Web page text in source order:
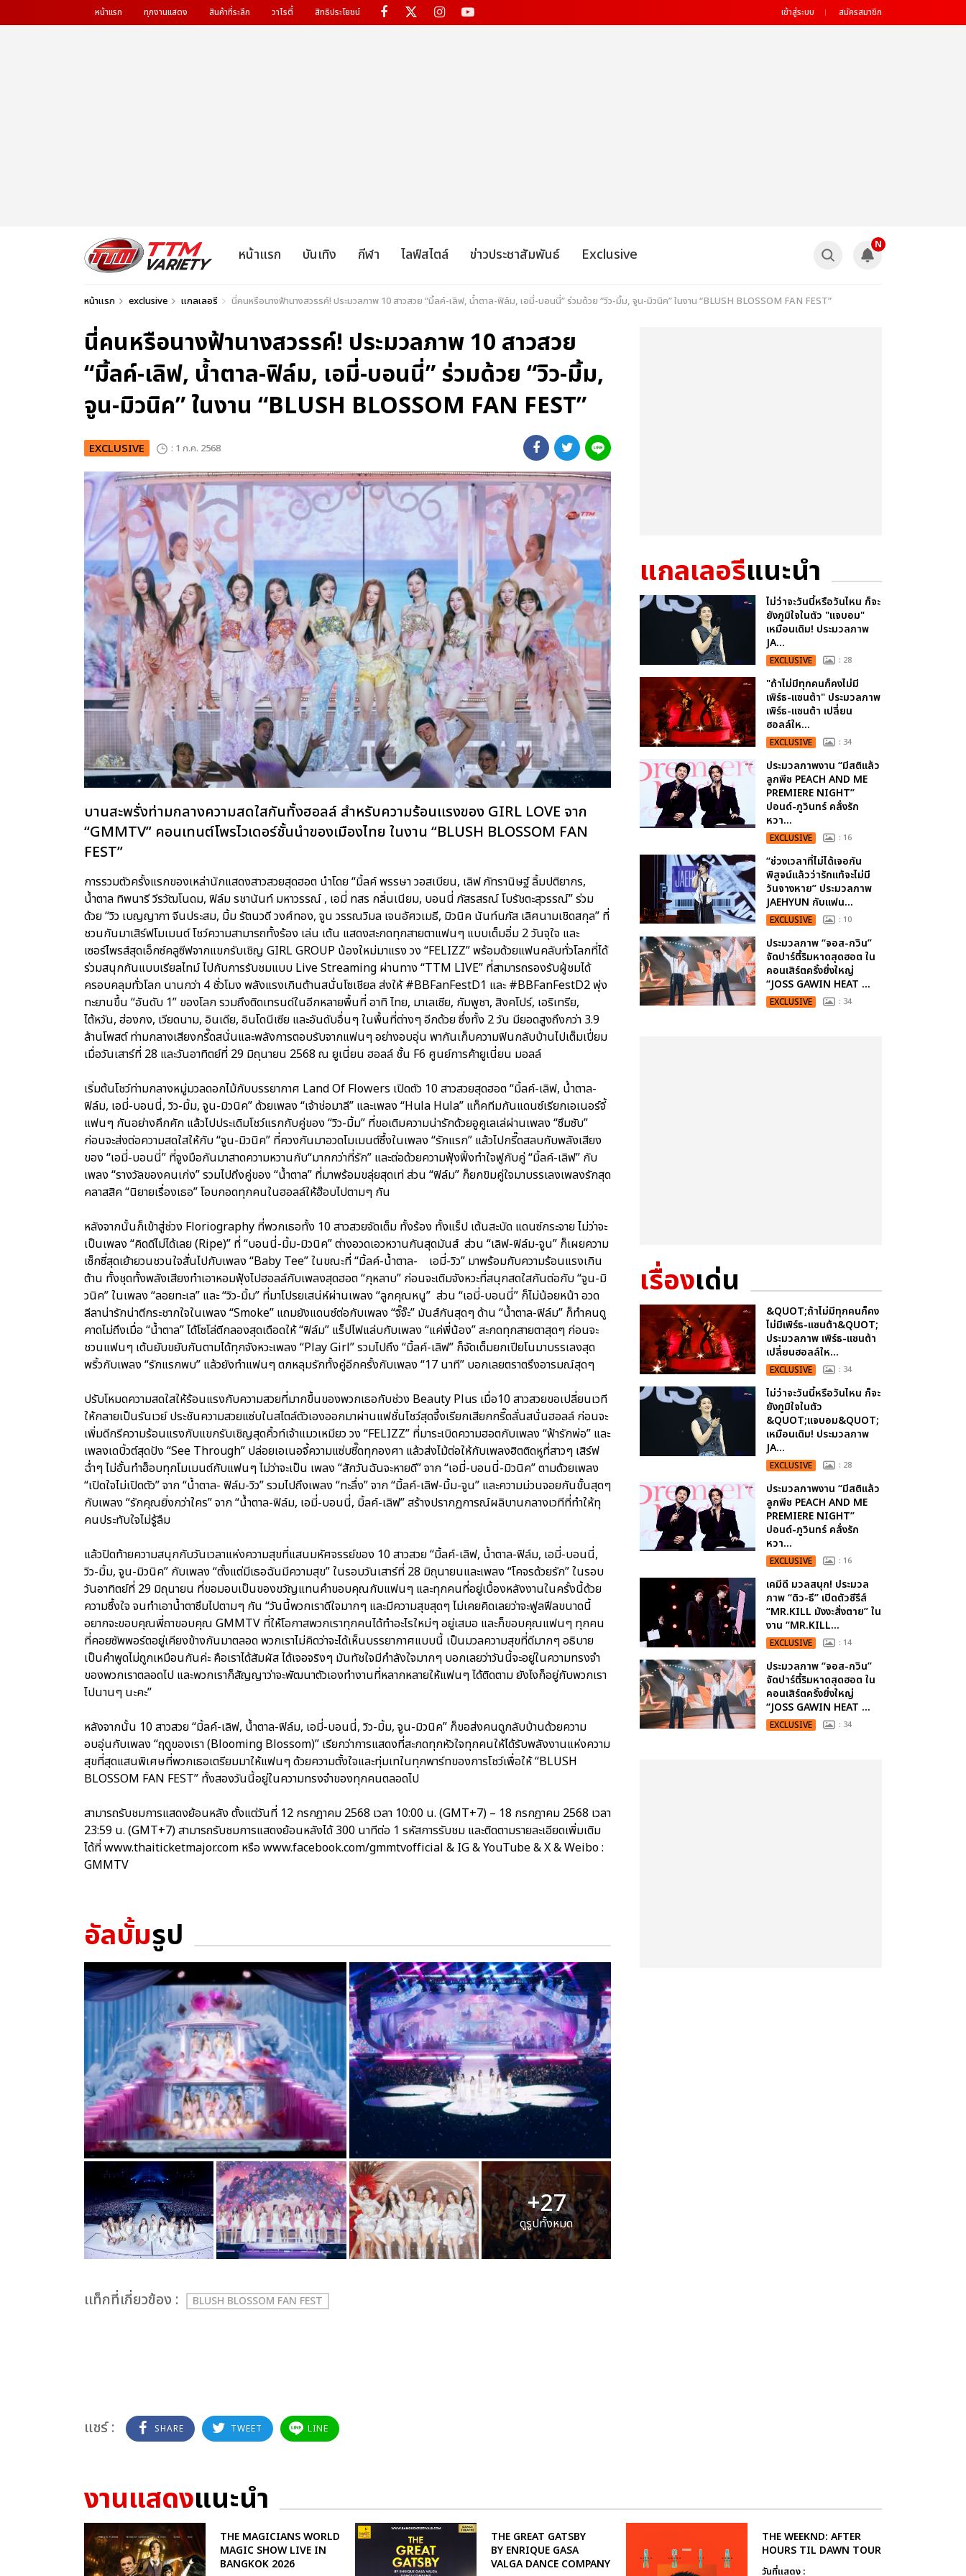
หน้าแรก ทุกงานแสดง สินค้าที่ระลึก วาไรตี้ สิทธิประโยชน์ เข้าสู่ระบบ สมัครสมาชิก
หน้าแรก บันเทิง กีฬา ไลฟ์สไตล์ ข่าวประชาสัมพันธ์ Exclusive
N
หน้าแรก exclusive แกลเลอรี นี่คนหรือนางฟ้านางสวรรค์! ประมวลภาพ 10 สาวสวย “มิ้ลค์-เลิฟ, น้ำตาล-ฟิล์ม, เอมี่-บอนนี่” ร่วมด้วย “วิว-มิ้ม, จูน-มิวนิค” ในงาน “BLUSH BLOSSOM FAN FEST”
นี่คนหรือนางฟ้านางสวรรค์! ประมวลภาพ 10 สาวสวย
“มิ้ลค์-เลิฟ, น้ำตาล-ฟิล์ม, เอมี่-บอนนี่” ร่วมด้วย “วิว-มิ้ม,
จูน-มิวนิค” ในงาน “BLUSH BLOSSOM FAN FEST”
EXCLUSIVE : 1 ก.ค. 2568
บานสะพรั่งท่ามกลางความสดใสกันทั้งฮอลล์ สำหรับความร้อนแรงของ GIRL LOVE จาก
“GMMTV” คอนเทนต์โพรไวเดอร์ชั้นนำของเมืองไทย ในงาน “BLUSH BLOSSOM FAN
FEST”
การรวมตัวครั้งแรกของเหล่านักแสดงสาวสวยสุดฮอต นำโดย “มิ้ลค์ พรรษา วอสเบียน, เลิฟ ภัทรานิษฐ์ ลิ้มปติยากร,
น้ำตาล ทิพนารี วีรวัฒโนดม, ฟิล์ม รชานันท์ มหาวรรณ์ , เอมี่ ทสร กลิ่นเนียม, บอนนี่ ภัสรสรณ์ โบรัชตะสุวรรณ์” ร่วม
ด้วย “วิว เบญญาภา จีนประสม, มิ้ม รัตนวดี วงศ์ทอง, จูน วรรณวิมล เจนอัศวเมธี, มิวนิค นันท์นภัส เลิศนามเชิดสกุล” ที่
ชวนกันมาเสิร์ฟโมเมนต์ โชว์ความสามารถทั้งร้อง เล่น เต้น แสดงสะกดทุกสายตาแฟนๆ แบบเต็มอิ่ม 2 วันจุใจ และ
เซอร์ไพรส์สุดเอ็กซ์คลูซีฟจากแขกรับเชิญ GIRL GROUP น้องใหม่มาแรง วง “FELIZZ” พร้อมด้วยแฟนคลับทั่วโลกที่ได้
ร่วมสนุกกันแบบเรียลไทม์ ไปกับการรับชมแบบ Live Streaming ผ่านทาง “TTM LIVE” ที่สามารถรองรับผู้ชมได้
ครอบคลุมทั่วโลก นานกว่า 4 ชั่วโมง พลังแรงเกินต้านสนั่นโซเชียล ส่งให้ #BBFanFestD1 และ #BBFanFestD2 พุ่ง
ทะยานขึ้น “อันดับ 1” ของโลก รวมถึงติดเทรนด์ในอีกหลายพื้นที่ อาทิ ไทย, มาเลเซีย, กัมพูชา, สิงคโปร์, เอริเทรีย,
ไต้หวัน, ฮ่องกง, เวียดนาม, อินเดีย, อินโดนีเซีย และอันดับอื่นๆ ในพื้นที่ต่างๆ อีกด้วย ซึ่งทั้ง 2 วัน มียอดสูงถึงกว่า 3.9
ล้านโพสต์ ท่ามกลางเสียงกรี๊ดสนั่นและพลังการตอบรับจากแฟนๆ อย่างอบอุ่น พากันเก็บความฟินกลับบ้านไปเต็มเปี่ยม
เมื่อวันเสาร์ที่ 28 และวันอาทิตย์ที่ 29 มิถุนายน 2568 ณ ยูเนี่ยน ฮอลล์ ชั้น F6 ศูนย์การค้ายูเนี่ยน มอลล์
เริ่มต้นโชว์ท่ามกลางหมู่มวลดอกไม้กับบรรยากาศ Land Of Flowers เปิดตัว 10 สาวสวยสุดฮอต “มิ้ลค์-เลิฟ, น้ำตาล-
ฟิล์ม, เอมี่-บอนนี่, วิว-มิ้ม, จูน-มิวนิค” ด้วยเพลง “เจ้าช่อมาลี” และเพลง “Hula Hula” แท็คทีมกันแดนซ์เรียกเอเนอร์จี้
แฟนๆ กันอย่างคึกคัก แล้วไปประเดิมโชว์แรกกับคู่ของ “วิว-มิ้ม” ที่ขอเติมความน่ารักด้วยอูคูเลเล่ผ่านเพลง “ซึมซับ”
ก่อนจะส่งต่อความสดใสให้กับ “จูน-มิวนิค” ที่ควงกันมาอวดโมเมนต์ซึ้งในเพลง “รักแรก” แล้วไปกรี๊ดสลบกับพลังเสียง
ของ “เอมี่-บอนนี่” ที่จูงมือกันมาสาดความหวานกับ“มากกว่าที่รัก” และต่อด้วยความฟุ้งฟิ้งทำใจฟูกับคู่ “มิ้ลค์-เลิฟ” กับ
เพลง “รางวัลของคนเก่ง” รวมไปถึงคู่ของ “น้ำตาล” ที่มาพร้อมขลุ่ยสุดเท่ ส่วน “ฟิล์ม” ก็ยกขิมคู่ใจมาบรรเลงเพลงรักสุด
คลาสสิค “นิยายเรื่องเธอ” โอบกอดทุกคนในฮอลล์ให้ฮ๊อบไปตามๆ กัน
หลังจากนั้นก็เข้าสู่ช่วง Floriography ที่พวกเธอทั้ง 10 สาวสวยจัดเต็ม ทั้งร้อง ทั้งแร็ป เต้นสะบัด แดนซ์กระจาย ไม่ว่าจะ
เป็นเพลง “คิดดีไม่ได้เลย (Ripe)” ที่ “บอนนี่-มิ้ม-มิวนิค” ต่างอวดเอวหวานกันสุดมันส์ ส่วน “เลิฟ-ฟิล์ม-จูน” ก็เผยความ
เซ็กซี่สุดเย้ายวนชวนใจสั่นไปกับเพลง “Baby Tee” ในขณะที่ “มิ้ลค์-น้ำตาล- เอมี่-วิว” มาพร้อมกับความร้อนแรงเกิน
ต้าน ทั้งชุดทั้งพลังเสียงทำเอาหอมฟุ้งไปฮอลล์กับเพลงสุดฮอต “กุหลาบ” ก่อนจะเติมจังหวะที่สนุกสดใสกันต่อกับ “จูน-มิ
วนิค” ในเพลง “ลอยทะเล” และ “วิว-มิ้ม” ที่มาโปรยเสน่ห์ผ่านเพลง “ลูกคุณหนู” ส่วน “เอมี่-บอนนี่” ก็ไม่น้อยหน้า อวด
ลีลาน่ารักน่าตีกระชากใจในเพลง “Smoke” แถมยังแดนซ์ต่อกับเพลง “จิ๊จ๊ะ” มันส์กันสุดๆ ด้าน “น้ำตาล-ฟิล์ม” ก็ทำคนดู
คาดไม่ถึงเมื่อ “น้ำตาล” ได้โซโล่ตีกลองสุดเดือดให้ “ฟิล์ม” แร็ปไฟแล่บกับเพลง “แค่พี่น้อง” สะกดทุกสายตาสุดๆ ก่อนจะ
ชวนแฟนๆ เต้นยับขยับกันตามได้ทุกจังหวะเพลง “Play Girl” รวมไปถึง “มิ้ลค์-เลิฟ” ก็จัดเต็มยกเปียโนมาบรรเลงสุด
พริ้วกับเพลง “รักแรกพบ” แล้วยังทำแฟนๆ ตกหลุมรักทั้งคู่อีกครั้งกับเพลง “17 นาที” บอกเลยตราตรึงอารมณ์สุดๆ
ปรับโหมดความสดใสให้ร้อนแรงกับความสวยที่มากขึ้นของพวกเธอกับช่วง Beauty Plus เมื่อ10 สาวสวยขอเปลี่ยนเวที
ให้กลายเป็นรันเวย์ ประชันความสวยแซ่บในสไตล์ตัวเองออกมาผ่านแฟชั่นโชว์สุดจึ้งเรียกเสียกกรี๊ดลั่นสนั่นฮอลล์ ก่อนจะ
เพิ่มดีกรีความร้อนแรงกับแขกรับเชิญสุดคิ้วท์เจ้าแมวเหมียว วง “FELIZZ” ที่มาระเบิดความฮอตกับเพลง “ฟ้ารักพ่อ” และ
เพลงเดบิ้วต์สุดปัง “See Through” ปล่อยเอเนอจี้ความแซ่บซี๊ดทุกองศา แล้วส่งไม้ต่อให้กับเพลงฮิตติดหูที่สาวๆ เสิร์ฟ
ฉ่ำๆ ไม่อั้นทำฮ็อบทุกโมเมนต์กับแฟนๆ ไม่ว่าจะเป็น เพลง “สักวันฉันจะหายดี” จาก “เอมี่-บอนนี่-มิวนิค” ตามด้วยเพลง
“เปิดใจไม่เปิดตัว” จาก “น้ำตาล- ฟิล์ม-วิว” รวมไปถึงเพลง “ทะลึ่ง” จาก “มิ้ลค์-เลิฟ-มิ้ม-จูน” และความม่วนจอยกันขั้นสุดๆ
กับเพลง “รักคุณยิ่งกว่าใคร” จาก “น้ำตาล-ฟิล์ม, เอมี่-บอนนี่, มิ้ลค์-เลิฟ” สร้างปรากฏการณ์ผลิบานกลางเวทีที่ทำให้ทุ
คนประทับใจไม่รู้ลืม
แล้วปิดท้ายความสนุกกับวันเวลาแห่งความสุขที่แสนมหัศจรรย์ของ 10 สาวสวย “มิ้ลค์-เลิฟ, น้ำตาล-ฟิล์ม, เอมี่-บอนนี่,
วิว-มิ้ม, จูน-มิวนิค” กับเพลง “ตั้งแต่มีเธอฉันมีความสุข” ในรอบวันเสาร์ที่ 28 มิถุนายนและเพลง “โคจรด้วยรัก” ในรอบ
วันอาทิตย์ที่ 29 มิถุนายน ที่ขอมอบเป็นของขวัญแทนคำขอบคุณกับแฟนๆ และทุกคนที่อยู่เบื้องหลังงานในครั้งนี้ด้วย
ความซึ้งใจ จนทำเอาน้ำตาซึมไปตามๆ กัน “วันนี้พวกเราดีใจมากๆ และมีความสุขสุดๆ ไม่เคยคิดเลยว่าจะฟูลฟีลขนาดนี้
อยากจะขอบคุณพี่ถาขอบคุณ GMMTV ที่ให้โอกาสพวกเราทุกคนได้ทำอะไรใหม่ๆ อยู่เสมอ และก็ขอบคุณแฟนๆ ทุกคน
ที่คอยซัพพอร์ตอยู่เคียงข้างกันมาตลอด พวกเราไม่คิดว่าจะได้เห็นบรรยากาศแบบนี้ เป็นมวลความสุขที่ดีมากๆ อธิบาย
เป็นคำพูดไม่ถูกเหมือนกันค่ะ คือเราได้สัมผัส ได้เจอจริงๆ มันทัชใจมีกำลังใจมากๆ บอกเลยว่าวันนี้จะอยู่ในความทรงจำ
ของพวกเราตลอดไป และพวกเราก็สัญญาว่าจะพัฒนาตัวเองทำงานที่หลากหลายให้แฟนๆ ได้ติดตาม ยังไงก็อยู่กับพวกเรา
ไปนานๆ นะคะ”
หลังจากนั้น 10 สาวสวย “มิ้ลค์-เลิฟ, น้ำตาล-ฟิล์ม, เอมี่-บอนนี่, วิว-มิ้ม, จูน-มิวนิค” ก็ขอส่งคนดูกลับบ้านด้วยความ
อบอุ่นกับเพลง “ฤดูของเรา (Blooming Blossom)” เรียกว่าการแสดงที่สะกดทุกหัวใจทุกคนให้ได้รับพลังงานแห่งความ
สุขที่สุดแสนพิเศษที่พวกเธอเตรียมมาให้แฟนๆ ด้วยความตั้งใจและทุ่มเทในทุกพาร์ทของการโชว์เพื่อให้ “BLUSH
BLOSSOM FAN FEST” ทั้งสองวันนี้อยู่ในความทรงจำของทุกคนตลอดไป
สามารถรับชมการแสดงย้อนหลัง ตั้งแต่วันที่ 12 กรกฎาคม 2568 เวลา 10:00 น. (GMT+7) – 18 กรกฎาคม 2568 เวลา
23:59 น. (GMT+7) สามารถรับชมการแสดงย้อนหลังได้ 300 นาทีต่อ 1 รหัสการรับชม และติดตามรายละเอียดเพิ่มเติม
ได้ที่ www.thaiticketmajor.com หรือ www.facebook.com/gmmtvofficial & IG & YouTube & X & Weibo :
GMMTV
อัลบั้มรูป
+27
ดูรูปทั้งหมด
เเท็กที่เกี่ยวข้อง : BLUSH BLOSSOM FAN FEST
แชร์ : SHARE TWEET LINE
แกลเลอรีแนะนำ
ไม่ว่าจะวันนี้หรือวันไหน ก็จะ
ยังภูมิใจในตัว "แจบอม"
เหมือนเดิม! ประมวลภาพ
JA...
EXCLUSIVE : 28
"ถ้าไม่มีทุกคนก็คงไม่มี
เพิร์ธ-แซนต้า" ประมวลภาพ
เพิร์ธ-แซนต้า เปลี่ยน
ฮอลล์ให...
EXCLUSIVE : 34
ประมวลภาพงาน “มีสติแล้ว
ลูกพีช PEACH AND ME
PREMIERE NIGHT”
ปอนด์-ภูวินทร์ คลั่งรัก
หวา...
EXCLUSIVE : 16
“ช่วงเวลาที่ไม่ได้เจอกัน
พิสูจน์แล้วว่ารักแท้จะไม่มี
วันจางหาย” ประมวลภาพ
JAEHYUN กับแฟน...
EXCLUSIVE : 10
ประมวลภาพ “จอส-กวิน”
จัดปาร์ตี้ริมหาดสุดฮอต ใน
คอนเสิร์ตครั้งยิ่งใหญ่
“JOSS GAWIN HEAT ...
EXCLUSIVE : 34
เรื่องเด่น
&QUOT;ถ้าไม่มีทุกคนก็คง
ไม่มีเพิร์ธ-แซนต้า&QUOT;
ประมวลภาพ เพิร์ธ-แซนต้า
เปลี่ยนฮอลล์ให...
EXCLUSIVE : 34
ไม่ว่าจะวันนี้หรือวันไหน ก็จะ
ยังภูมิใจในตัว
&QUOT;แจบอม&QUOT;
เหมือนเดิม! ประมวลภาพ
JA...
EXCLUSIVE : 28
ประมวลภาพงาน “มีสติแล้ว
ลูกพีช PEACH AND ME
PREMIERE NIGHT”
ปอนด์-ภูวินทร์ คลั่งรัก
หวา...
EXCLUSIVE : 16
เคมีดี มวลสนุก! ประมวล
ภาพ “ดิว-ธี” เปิดตัวซีรีส์
“MR.KILL มังงะสั่งตาย” ใน
งาน “MR.KILL...
EXCLUSIVE : 14
ประมวลภาพ “จอส-กวิน”
จัดปาร์ตี้ริมหาดสุดฮอต ใน
คอนเสิร์ตครั้งยิ่งใหญ่
“JOSS GAWIN HEAT ...
EXCLUSIVE : 34
งานแสดงแนะนำ
THE MAGICIANS WORLD
MAGIC SHOW LIVE IN
BANGKOK 2026
THE GREAT GATSBY
BY ENRIQUE GASA
VALGA DANCE COMPANY
THE WEEKND: AFTER
HOURS TIL DAWN TOUR
วันที่แสดง :